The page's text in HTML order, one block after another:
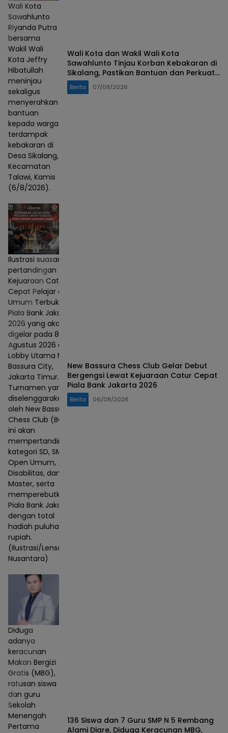
Wali Kota
Sawahlunto
Riyanda Putra
bersama
Wakil Wali
Kota Jeffry
Hibatullah
meninjau
sekaligus
menyerahkan
bantuan
kepada warga
terdampak
kebakaran di
Desa Sikalang,
Kecamatan
Talawi, Kamis
(6/8/2026).
Wali Kota dan Wakil Wali Kota
Sawahlunto Tinjau Korban Kebakaran di
Sikalang, Pastikan Bantuan dan Perkuat
Mitigasi Bencana
Berita 07/08/2026
Ilustrasi suasana
pertandingan
Kejuaraan Catur
Cepat Pelajar dan
Umum Terbuka
Piala Bank Jakarta
2026 yang akan
digelar pada 8–9
Agustus 2026 di
Lobby Utama Mall
Bassura City,
Jakarta Timur.
Turnamen yang
diselenggarakan
oleh New Bassura
Chess Club (BCC)
ini akan
mempertandingkan
kategori SD, SMP,
Open Umum,
Disabilitas, dan
Master, serta
memperebutkan
Piala Bank Jakarta
dengan total
hadiah puluhan juta
rupiah.
(Ilustrasi/Lensa
Nusantara)
New Bassura Chess Club Gelar Debut
Bergengsi Lewat Kejuaraan Catur Cepat
Piala Bank Jakarta 2026
Berita 06/08/2026
Diduga
adanya
keracunan
Makan Bergizi
Gratis (MBG),
ratusan siswa
dan guru
Sekolah
Menengah
Pertama
136 Siswa dan 7 Guru SMP N 5 Rembang
Alami Diare, Diduga Keracunan MBG,